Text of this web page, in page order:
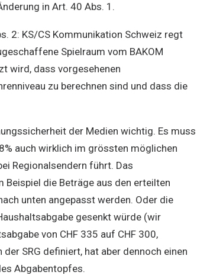
in Art. 40 Abs. 1.
2: KS/CS Kommunikation Schweiz regt
Spielraum vom BAKOM
wird, dass vorgesehenen
zu berechnen sind und dass die
der Medien wichtig. Es muss
auch wirklich im grössten möglichen
Regionalsendern führt. Das
Beispiel die Beträge aus den erteilten
unten angepasst werden. Oder die
gesenkt würde (wir
von CHF 335 auf CHF 300,
SRG definiert, hat aber dennoch einen
Abgabentopfes.